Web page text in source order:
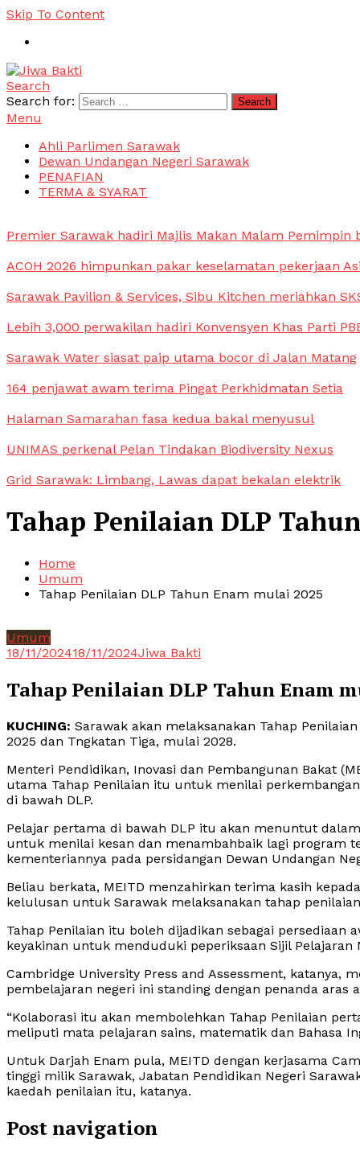
Skip To Content
Jiwa Bakti
Suara PBB Sarawak
Search
Search for:
Menu
Ahli Parlimen Sarawak
Dewan Undangan Negeri Sarawak
PENAFIAN
TERMA & SYARAT
Premier Sarawak hadiri Majlis Makan Malam Pemimpin
ACOH 2026 himpunkan pakar keselamatan pekerjaan
Sarawak Pavilion & Services, Sibu Kitchen meriahkan
Lebih 3,000 perwakilan hadiri Konvensyen Khas Parti
Sarawak Water siasat paip utama bocor di Jalan Matang
164 penjawat awam terima Pingat Perkhidmatan Setia
Halaman Samarahan fasa kedua bakal menyusul
UNIMAS perkenal Pelan Tindakan Biodiversity Nexus
Grid Sarawak: Limbang, Lawas dapat bekalan elektrik
Tahap Penilaian DLP
Home
Umum
Tahap Penilaian DLP Tahun Enam mulai 2025
Umum
18/11/202418/11/2024Jiwa Bakti
Tahap Penilaian DLP Tahun Enam
KUCHING: Sarawak akan melaksanakan Tahap
2025 dan Tngkatan Tiga, mulai 2028.
Menteri Pendidikan, Inovasi dan Pembangunan Bakat
utama Tahap Penilaian itu untuk menilai
di bawah DLP.
Pelajar pertama di bawah DLP itu akan menuntut
untuk menilai kesan dan menambahbaik lagi program
kementeriannya pada persidangan Dewan Undangan
Beliau berkata, MEITD menzahirkan terima kasih
kelulusan untuk Sarawak melaksanakan tahap
Tahap Penilaian itu boleh dijadikan sebagai
keyakinan untuk menduduki peperiksaan Sijil Pelajaran
Cambridge University Press and Assessment, katanya,
pembelajaran negeri ini standing dengan penanda aras
“Kolaborasi itu akan membolehkan Tahap Penilaian
meliputi mata pelajaran sains, matematik dan Bahasa
Untuk Darjah Enam pula, MEITD dengan kerjasama
tinggi milik Sarawak, Jabatan Pendidikan Negeri
kaedah penilaian itu, katanya.
Post navigation